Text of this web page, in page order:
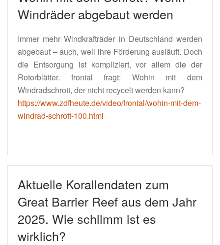
Windräder abgebaut werden
Immer mehr Windkrafträder in Deutschland werden
abgebaut – auch, weil ihre Förderung ausläuft. Doch
die Entsorgung ist kompliziert, vor allem die der
Rotorblätter. frontal fragt: Wohin mit dem
Windradschrott, der nicht recycelt werden kann?
https://www.zdfheute.de/video/frontal/wohin-mit-dem-
windrad-schrott-100.html
Aktuelle Korallendaten zum
Great Barrier Reef aus dem Jahr
2025. Wie schlimm ist es
wirklich?